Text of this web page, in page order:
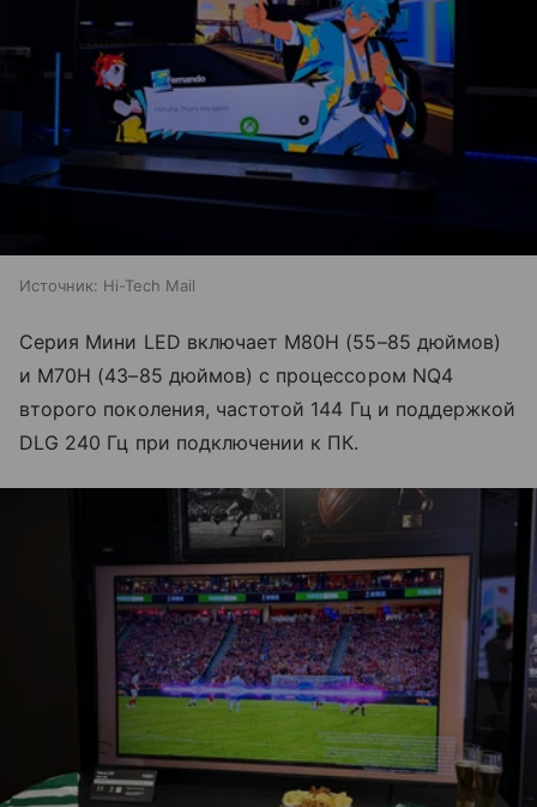
Источник: Hi-Tech Mail
Серия Мини LED включает M80H (55–85 дюймов)
и M70H (43–85 дюймов) с процессором NQ4
второго поколения, частотой 144 Гц и поддержкой
DLG 240 Гц при подключении к ПК.